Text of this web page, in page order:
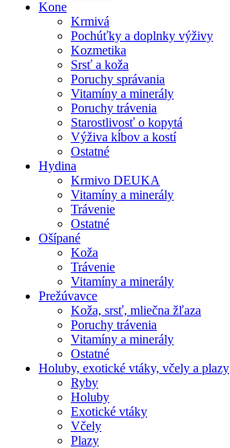
Kone
Krmivá
Pochúťky a doplnky výživy
Kozmetika
Srsť a koža
Poruchy správania
Vitamíny a minerály
Poruchy trávenia
Starostlivosť o kopytá
Výživa kĺbov a kostí
Ostatné
Hydina
Krmivo DEUKA
Vitamíny a minerály
Trávenie
Ostatné
Ošípané
Koža
Trávenie
Vitamíny a minerály
Prežúvavce
Koža, srsť, mliečna žľaza
Poruchy trávenia
Vitamíny a minerály
Ostatné
Holuby, exotické vtáky, včely a plazy
Ryby
Holuby
Exotické vtáky
Včely
Plazy